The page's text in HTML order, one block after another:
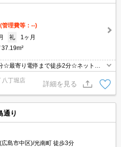
(管理費等：--)
礼
1ヶ月
37.19m²
☆最寄り電停まで徒歩2分☆ネット無
られます☆オートロックで防犯面も安
があり住環境良好です☆彡
八丁堀店
詳細を見る
通り
広島市中区)/光南町 徒歩3分